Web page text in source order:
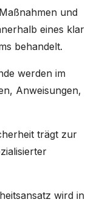
und
eines klar
behandelt.
werden im
Anweisungen,
trägt zur
wird in